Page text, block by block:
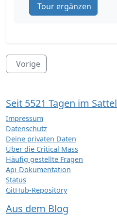
Tour ergänzen
Vorige
Seit 5521 Tagen im Sattel
Impressum
Datenschutz
Deine privaten Daten
Über die Critical Mass
Häufig gestellte Fragen
Api-Dokumentation
Status
GitHub-Repository
Aus dem Blog